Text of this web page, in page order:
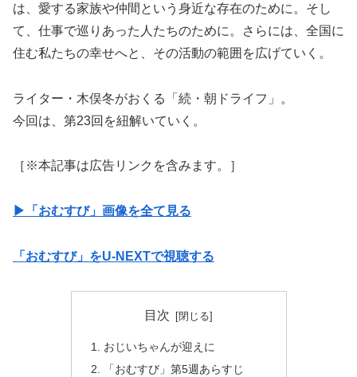
は、愛する家族や仲間という身近な存在のために。そし
て、仕事で巡りあった人たちのために。さらには、全国に
住む私たちの幸せへと、その活動の範囲を広げていく。
ライター・木俣冬がおくる「続・朝ドライフ」。
今回は、第23回を紐解いていく。
［※本記事は広告リンクを含みます。］
▶︎「おむすび」画像を全て見る
「おむすび」をU-NEXTで視聴する
目次
おじいちゃんが迎えに
「おむすび」第5週あらすじ